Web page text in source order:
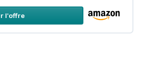
l'offre